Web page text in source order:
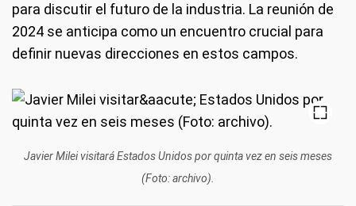
para discutir el futuro de la industria. La reunión de
2024 se anticipa como un encuentro crucial para
definir nuevas direcciones en estos campos.
Javier Milei visitará Estados Unidos por quinta vez en seis meses
(Foto: archivo).